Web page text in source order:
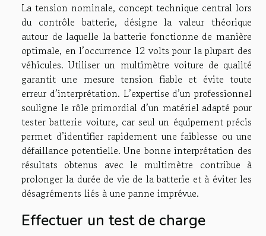
La tension nominale, concept technique central lors
du contrôle batterie, désigne la valeur théorique
autour de laquelle la batterie fonctionne de manière
optimale, en l’occurrence 12 volts pour la plupart des
véhicules. Utiliser un multimètre voiture de qualité
garantit une mesure tension fiable et évite toute
erreur d’interprétation. L’expertise d’un professionnel
souligne le rôle primordial d’un matériel adapté pour
tester batterie voiture, car seul un équipement précis
permet d’identifier rapidement une faiblesse ou une
défaillance potentielle. Une bonne interprétation des
résultats obtenus avec le multimètre contribue à
prolonger la durée de vie de la batterie et à éviter les
désagréments liés à une panne imprévue.
Effectuer un test de charge